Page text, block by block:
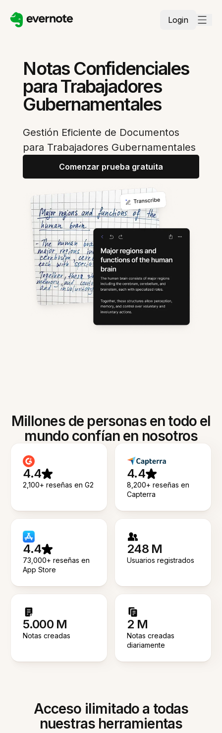
Login
Notas Confidenciales
para Trabajadores
Gubernamentales
Gestión Eficiente de Documentos
para Trabajadores Gubernamentales
Comenzar prueba gratuita
Millones de personas en todo el
mundo confían en nosotros
4.4
2,100+ reseñas en G2
4.4
8,200+ reseñas en
Capterra
4.4
73,000+ reseñas en
App Store
248 M
Usuarios registrados
5.000 M
Notas creadas
2 M
Notas creadas
diariamente
Acceso ilimitado a todas
nuestras herramientas